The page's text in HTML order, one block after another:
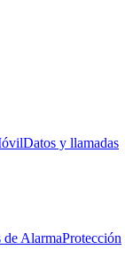
Datos y llamadas
de AlarmaProtección